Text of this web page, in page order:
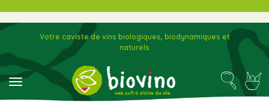
toggle navigation
Votre caviste de vins biologiques, biodynamiques et
naturels